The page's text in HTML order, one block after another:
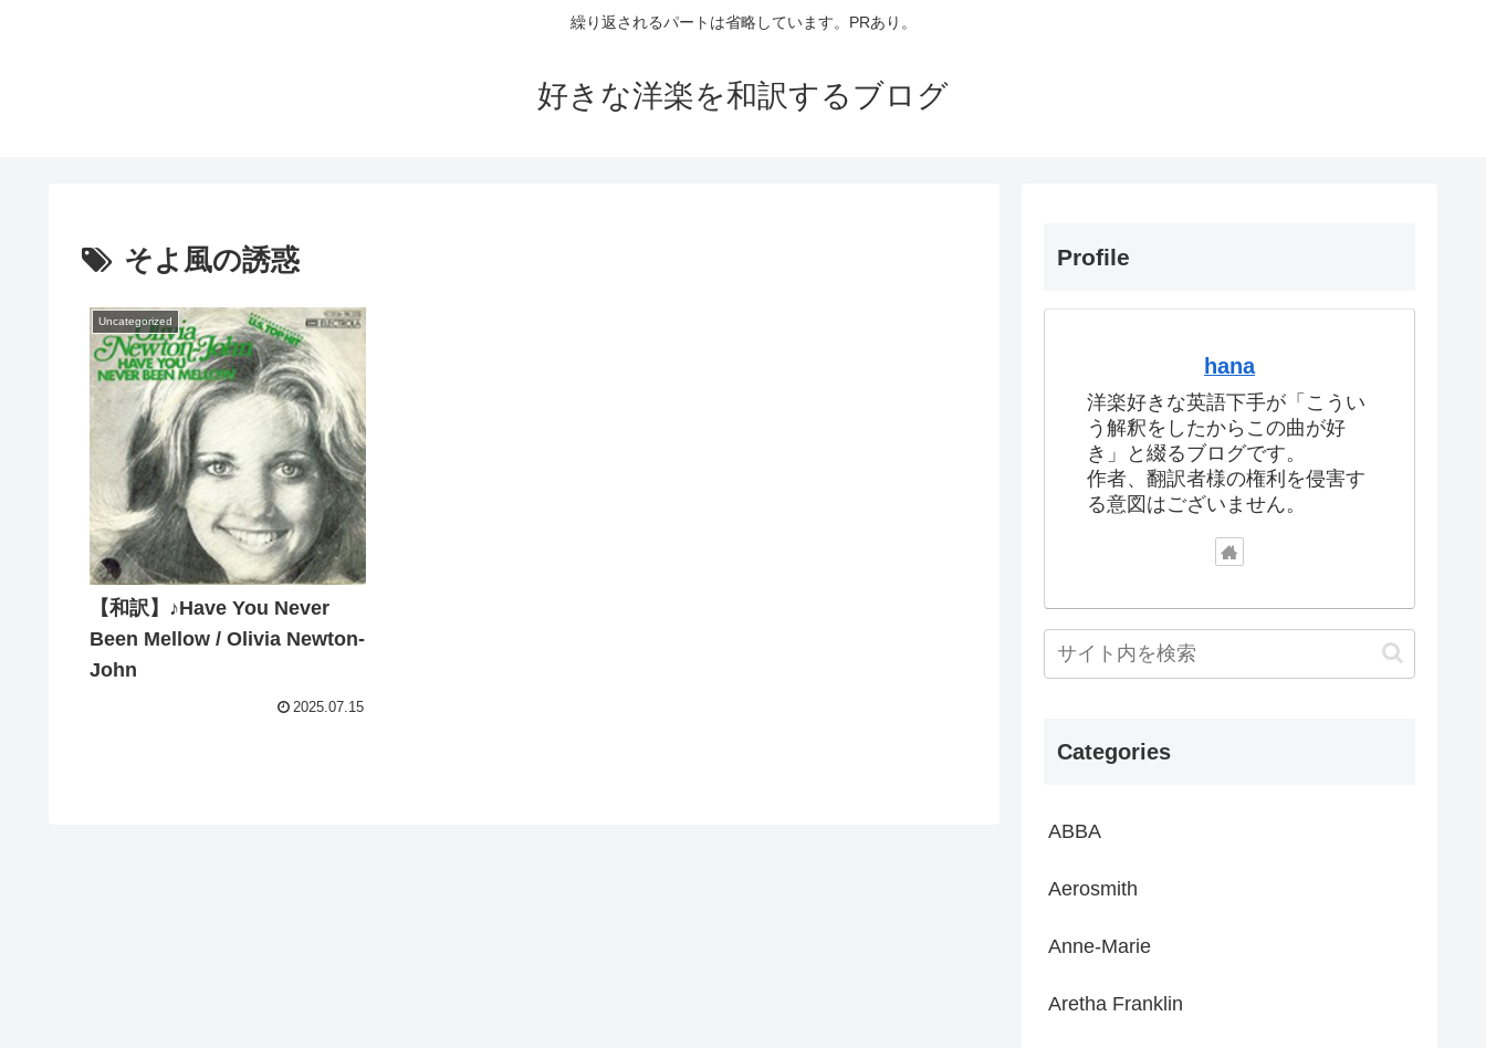
繰り返されるパートは省略しています。PRあり。
好きな洋楽を和訳するブログ
そよ風の誘惑
Uncategorized
【和訳】♪Have You Never
Been Mellow / Olivia Newton-
John
2025.07.15
Profile
hana
洋楽好きな英語下手が「こうい
う解釈をしたからこの曲が好
き」と綴るブログです。
作者、翻訳者様の権利を侵害す
る意図はございません。
Categories
ABBA
Aerosmith
Anne-Marie
Aretha Franklin